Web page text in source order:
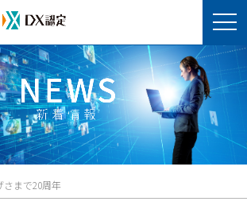
さまで20周年